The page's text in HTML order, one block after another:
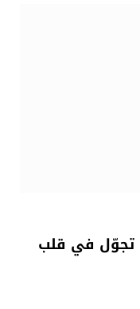
تجوّل في قلب